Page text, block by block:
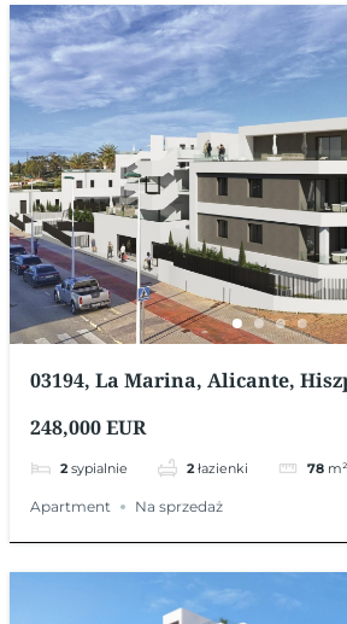
03194, La Marina, Alicante,
248,000 EUR
2 sypialnie 2 łazienki 78 m²
Apartment Na sprzedaż